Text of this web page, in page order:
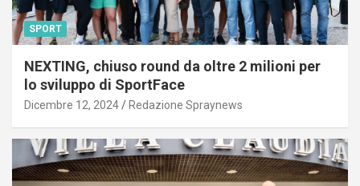
SPORT
NEXTING, chiuso round da oltre 2 milioni per
lo sviluppo di SportFace
Dicembre 12, 2024 Redazione Spraynews